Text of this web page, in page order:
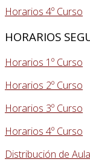
Horarios 4º Curso
HORARIOS
Horarios 1º Curso
Horarios 2º Curso
Horarios 3º Curso
Horarios 4º Curso
Distribución de